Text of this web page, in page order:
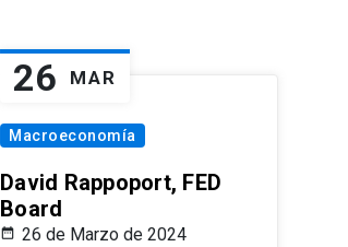
26 MAR
Macroeconomía
David Rappoport, FED
Board
26 de Marzo de 2024